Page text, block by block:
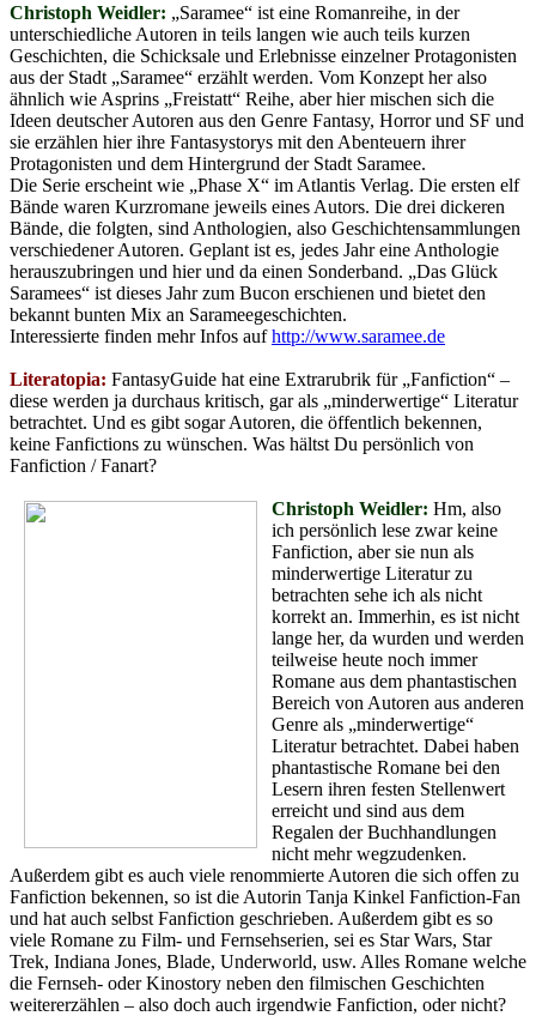
Christoph Weidler: „Saramee“ ist eine Romanreihe, in der
unterschiedliche Autoren in teils langen wie auch teils kurzen
Geschichten, die Schicksale und Erlebnisse einzelner Protagonisten
aus der Stadt „Saramee“ erzählt werden. Vom Konzept her also
ähnlich wie Asprins „Freistatt“ Reihe, aber hier mischen sich die
Ideen deutscher Autoren aus den Genre Fantasy, Horror und SF und
sie erzählen hier ihre Fantasystorys mit den Abenteuern ihrer
Protagonisten und dem Hintergrund der Stadt Saramee.
Die Serie erscheint wie „Phase X“ im Atlantis Verlag. Die ersten elf
Bände waren Kurzromane jeweils eines Autors. Die drei dickeren
Bände, die folgten, sind Anthologien, also Geschichtensammlungen
verschiedener Autoren. Geplant ist es, jedes Jahr eine Anthologie
herauszubringen und hier und da einen Sonderband. „Das Glück
Saramees“ ist dieses Jahr zum Bucon erschienen und bietet den
bekannt bunten Mix an Sarameegeschichten.
Interessierte finden mehr Infos aufhttp://www.saramee.de
Literatopia: FantasyGuide hat eine Extrarubrik für „Fanfiction“ –
diese werden ja durchaus kritisch, gar als „minderwertige“ Literatur
betrachtet. Und es gibt sogar Autoren, die öffentlich bekennen,
keine Fanfictions zu wünschen. Was hältst Du persönlich von
Fanfiction / Fanart?
Christoph Weidler: Hm, also
ich persönlich lese zwar keine
Fanfiction, aber sie nun als
minderwertige Literatur zu
betrachten sehe ich als nicht
korrekt an. Immerhin, es ist nicht
lange her, da wurden und werden
teilweise heute noch immer
Romane aus dem phantastischen
Bereich von Autoren aus anderen
Genre als „minderwertige“
Literatur betrachtet. Dabei haben
phantastische Romane bei den
Lesern ihren festen Stellenwert
erreicht und sind aus dem
Regalen der Buchhandlungen
nicht mehr wegzudenken.
Außerdem gibt es auch viele renommierte Autoren die sich offen zu
Fanfiction bekennen, so ist die Autorin Tanja Kinkel Fanfiction-Fan
und hat auch selbst Fanfiction geschrieben. Außerdem gibt es so
viele Romane zu Film- und Fernsehserien, sei es Star Wars, Star
Trek, Indiana Jones, Blade, Underworld, usw. Alles Romane welche
die Fernseh- oder Kinostory neben den filmischen Geschichten
weitererzählen – also doch auch irgendwie Fanfiction, oder nicht?